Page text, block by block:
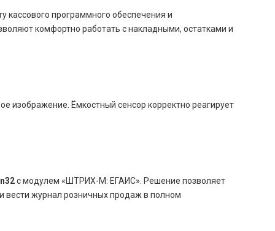
кассового программного обеспечения и
комфортно работать с накладными, остатками и
изображение. Ёмкостный сенсор корректно реагирует
с модулем «ШТРИХ-М: ЕГАИС». Решение позволяет
вести журнал розничных продаж в полном